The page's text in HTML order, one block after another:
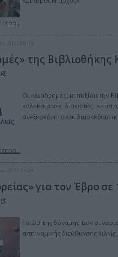
2012 08:19
της Βιβλιοθήκης
Οι «Διαδρομές με πυξίδα την
καλοκαιρινές διακοπές,
ανεξερεύνητα και
2012 14:23
για τον Έβρο
Τα 2/3 της δύναμης των
αστυνομικής διεύθυνσης